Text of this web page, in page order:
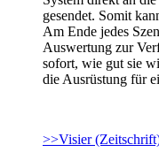
gesendet. Somit
Am Ende jedes
Auswertung zur
sofort, wie gut sie
die Ausrüstung für
>>Visier